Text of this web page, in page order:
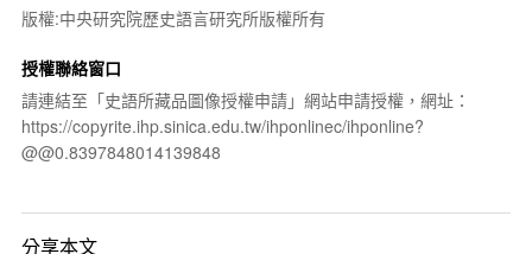
版權:中央研究院歷史語言研究所版權所有
授權聯絡窗口
請連結至「史語所藏品圖像授權申請」網站申請授權，網址：
https://copyrite.ihp.sinica.edu.tw/ihponlinec/ihponline?
@@0.8397848014139848
分享本文